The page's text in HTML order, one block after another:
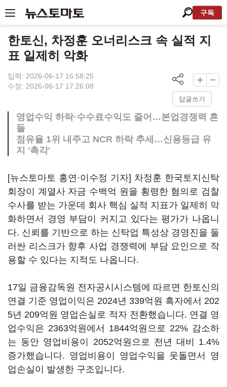
구독
한토신, 차정훈 오너리스크 속 실적 지
표 일제히 악화
입력: 2026-06-17 16:58:25
수정: 2026-06-17 17:26:08
답글쓰기
영업수익 하락·수수료수익도 줄어…본업경쟁력 흔
들
점유율 1위 내주고 NCR 하락 추세…신용등급 유
지 '촉각'
[뉴스토마토 홍연·이수정 기자] 차정훈 한국토지신탁
회장이 계열사 자금 수백억 원을 횡령한 혐의로 검찰
수사를 받는 가운데 회사 핵심 실적 지표가 일제히 악
화하면서 경영 부담이 커지고 있다는 평가가 나옵니
다. 신뢰를 기반으로 하는 신탁업 특성상 경영진을 둘
러싼 리스크가 향후 사업 경쟁력에 부담 요인으로 작
용할 수 있다는 지적도 나옵니다.
17일 금융감독원 전자공시시스템에 따르면 한토신의
연결 기준 영업이익은 2024년 339억원 흑자에서 202
5년 209억원 영업손실로 적자 전환했습니다. 연결 영
업수익은 2363억원에서 1844억원으로 22% 감소하
는 동안 영업비용이 2052억원으로 전년 대비 1.4%
증가했습니다. 영업비용이 영업수익을 웃돌면서 영
업손실이 발생한 구조입니다.